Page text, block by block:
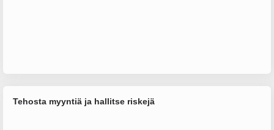
Tehosta myyntiä ja hallitse riskejä